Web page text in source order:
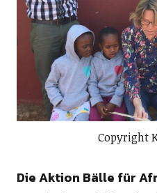
Copyright
Die Aktion Bälle für